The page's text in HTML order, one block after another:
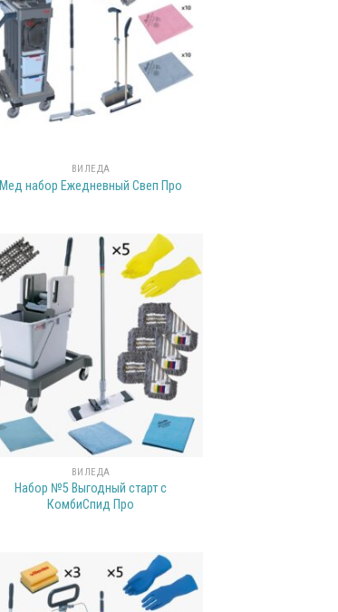
ВИЛЕДА
Мед набор Ежедневный Свеп Про
ВИЛЕДА
Набор №5 Выгодный старт с
КомбиСпид Про